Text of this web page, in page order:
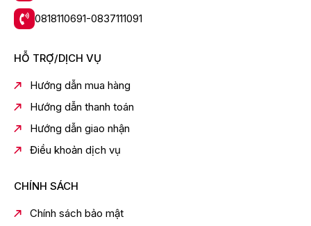
*Hình ảnh chỉ mang tính chất minh họa
Hệ điều hành
- Hệ điều hành
dụng. Bên cạnh đó là kho ứng dụng phong phú đáp
ứng đa dạng nhu cầu giải trí cho cả gia đình như:
Netflix, YouTube, FPT Play, VieON, Galaxy Play, Eco
Dashboard,...
0818110691-0837111091
HỖ TRỢ/DỊCH VỤ
Hướng dẫn mua hàng
Hướng dẫn thanh toán
Hướng dẫn giao nhận
Điều khoản dịch vụ
CHÍNH SÁCH
Chính sách bảo mật